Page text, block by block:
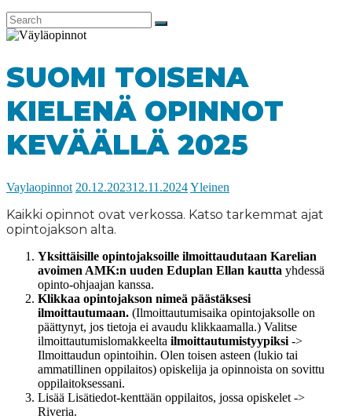
SUOMI TOISENA
KIELENÄ OPINNOT
KEVÄÄLLÄ 2025
Vaylaopinnot 20.12.202312.11.2024Yleinen
Kaikki opinnot ovat verkossa. Katso tarkemmat ajat
opintojakson alta.
Yksittäisille opintojaksoille ilmoittaudutaan Karelian
avoimen AMK:n uuden Eduplan Ellan kautta yhdessä
opinto-ohjaajan kanssa.
Klikkaa opintojakson nimeä päästäksesi
ilmoittautumaan. (Ilmoittautumisaika opintojaksolle on
päättynyt, jos tietoja ei avaudu klikkaamalla.) Valitse
ilmoittautumislomakkeelta ilmoittautumistyypiksi ->
Ilmoittaudun opintoihin. Olen toisen asteen (lukio tai
ammatillinen oppilaitos) opiskelija ja opinnoista on sovittu
oppilaitoksessani.
Lisää Lisätiedot-kenttään oppilaitos, jossa opiskelet ->
Riveria.